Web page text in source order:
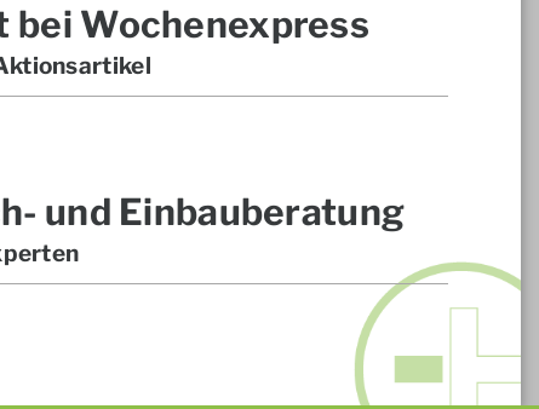
bei Wochenexpress
und Einbauberatung